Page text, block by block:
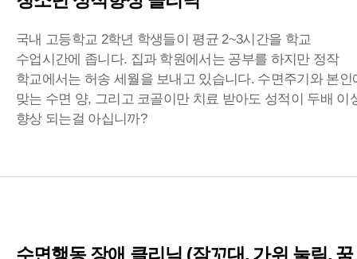
국내 고등학교 2학년 학생들이 평균 2~3시간을 학교
수업시간에 좁니다. 집과 학원에서는 공부를 하지만 정작
학교에서는 허송 세월을 보내고 있습니다. 수면주기와 본인
맞는 수면 양, 그리고 코골이만 치료 받아도 성적이 두배 이
향상 되는걸 아십니까?
수면행동 장애 클리닉 (잠꼬대, 가위 눌림, 꿈